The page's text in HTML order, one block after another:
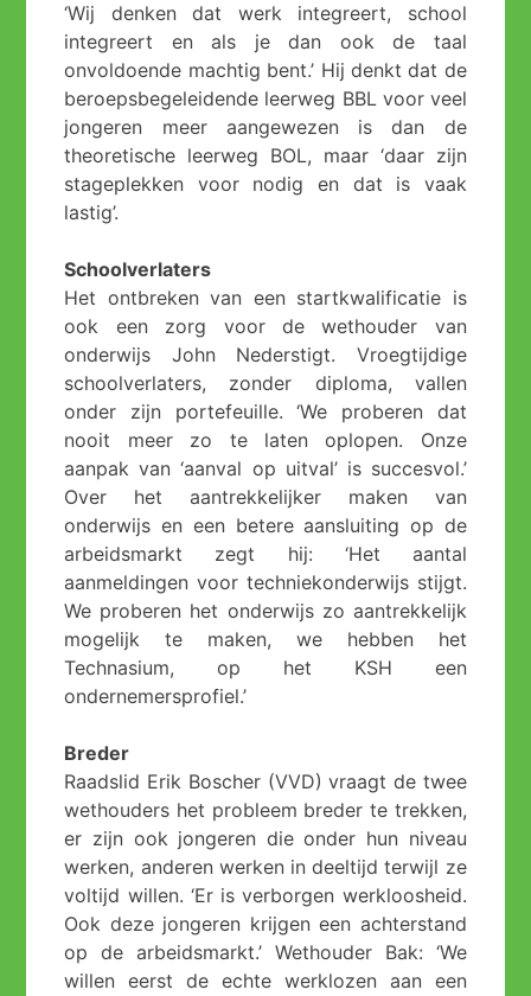
‘Wij denken dat werk integreert, school
integreert en als je dan ook de taal
onvoldoende machtig bent.’ Hij denkt dat de
beroepsbegeleidende leerweg BBL voor veel
jongeren meer aangewezen is dan de
theoretische leerweg BOL, maar ‘daar zijn
stageplekken voor nodig en dat is vaak
lastig’.
Schoolverlaters
Het ontbreken van een startkwalificatie is
ook een zorg voor de wethouder van
onderwijs John Nederstigt. Vroegtijdige
schoolverlaters, zonder diploma, vallen
onder zijn portefeuille. ‘We proberen dat
nooit meer zo te laten oplopen. Onze
aanpak van ‘aanval op uitval’ is succesvol.’
Over het aantrekkelijker maken van
onderwijs en een betere aansluiting op de
arbeidsmarkt zegt hij: ‘Het aantal
aanmeldingen voor techniekonderwijs stijgt.
We proberen het onderwijs zo aantrekkelijk
mogelijk te maken, we hebben het
Technasium, op het KSH een
ondernemersprofiel.’
Breder
Raadslid Erik Boscher (VVD) vraagt de twee
wethouders het probleem breder te trekken,
er zijn ook jongeren die onder hun niveau
werken, anderen werken in deeltijd terwijl ze
voltijd willen. ‘Er is verborgen werkloosheid.
Ook deze jongeren krijgen een achterstand
op de arbeidsmarkt.’ Wethouder Bak: ‘We
willen eerst de echte werklozen aan een